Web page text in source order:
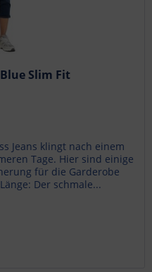
Blue Slim Fit
Jeans klingt nach einem
Tage. Hier sind einige
für die Garderobe
Der schmale...